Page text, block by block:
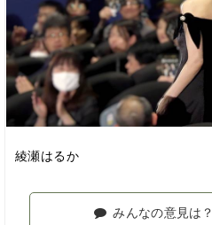
綾瀬はるか
みんなの意見は